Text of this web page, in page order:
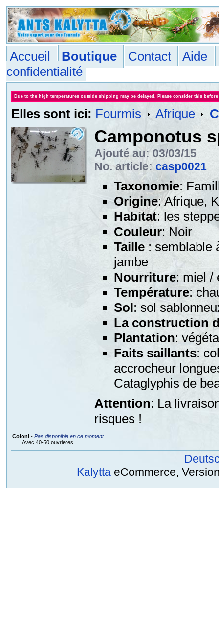
Accueil Boutique Contact Aide
confidentialité
Due to the high temperatures outside shipping may be delayed. Please consider this
Elles sont ici: Fourmis Afrique
Camponotus
Ajouté au: 03/03/15
No. article: casp0021
Taxonomie:
Origine: Afrique,
Habitat: les
Couleur: Noir
Taille : semblable
jambe
Nourriture: miel /
Température:
Sol: sol
La construction
Plantation:
Faits saillants:
accrocheur
Cataglyphis de
Attention: La
risques !
Coloni- Pas disponible en ce moment
Avec 40-50 ouvrieres
Kalytta eCommerce,